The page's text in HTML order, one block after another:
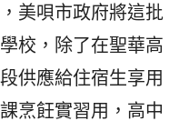
美唄市政府將這批
校，除了在聖華高
供應給住宿生享用
烹飪實習用，高中